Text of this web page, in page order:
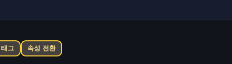
태그 속성 전환